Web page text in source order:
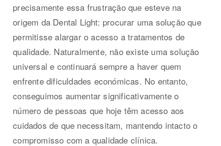
precisamente essa frustração que esteve na
origem da Dental Light: procurar uma solução que
permitisse alargar o acesso a tratamentos de
qualidade. Naturalmente, não existe uma solução
universal e continuará sempre a haver quem
enfrente dificuldades económicas. No entanto,
conseguimos aumentar significativamente o
número de pessoas que hoje têm acesso aos
cuidados de que necessitam, mantendo intacto o
compromisso com a qualidade clínica.